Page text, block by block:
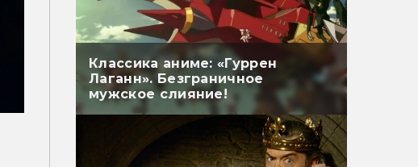
Классика аниме: «Гуррен
Лаганн». Безграничное
мужское слияние!